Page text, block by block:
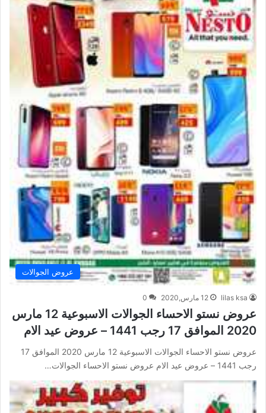
عروض الجوالات
lilas ksa 12 مارس,2020 0
عروض نستو الاحساء الجوالات الاسبوعية 12 مارس
2020 الموافق 17 رجب 1441 – عروض عيد الام
عروض نستو الاحساء الجوالات الاسبوعية 12 مارس 2020 الموافق 17
رجب 1441 – عروض عيد الام عروض نستو الاحساء الجوالات…